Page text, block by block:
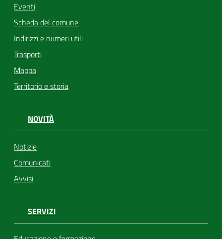
Eventi
Scheda del comune
Indirizzi e numeri utili
Trasporti
Mappa
Territorio e storia
NOVITÀ
Notizie
Comunicati
Avvisi
SERVIZI